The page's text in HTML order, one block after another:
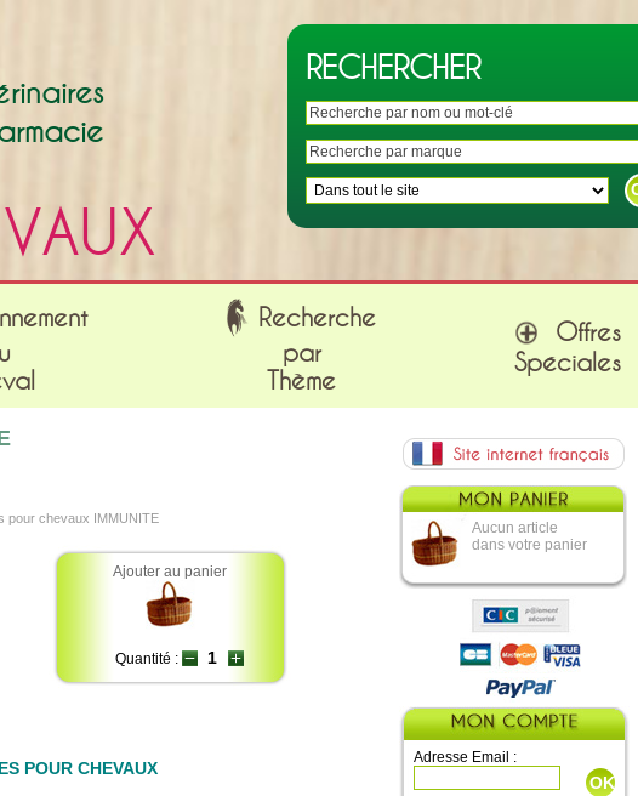
RECHERCHER
Recherche
par
Thème
Offres
Spéciales
pour chevaux IMMUNITE
Ajouter au panier
Quantité :
POUR CHEVAUX
Aucun article
dans votre panier
Adresse Email :